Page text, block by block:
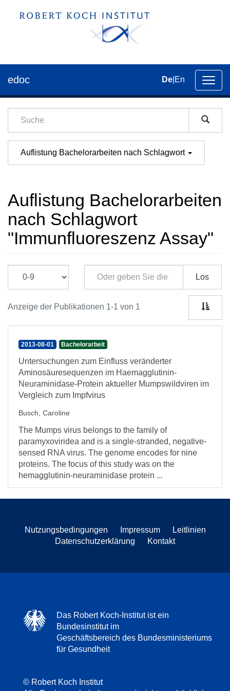
der
edoc De En
Auflistung Bachelorarbeiten nach Schlagwort
Auflistung Bachelorarbeiten
nach Schlagwort
"Immunfluoreszenz Assay"
Los
Anzeige der Publikationen 1-1 von 1
2013-08-01 Bachelorarbeit
Untersuchungen zum Einfluss veränderter
Aminosäuresequenzen im Haemagglutinin-
Neuraminidase-Protein aktueller Mumpswildviren im
Vergleich zum Impfvirus
Busch, Caroline
The Mumps virus belongs to the family of
paramyxoviridea and is a single-stranded, negative-
sensed RNA virus. The genome encodes for nine
proteins. The focus of this study was on the
hemagglutinin-neuraminidase protein ...
Nutzungsbedingungen Impressum
Leitlinien
Datenschutzerklärung
Kontakt
Das Robert Koch-Institut ist ein
Bundesinstitut im
Geschäftsbereich des Bundesministeriums
für Gesundheit
© Robert Koch Institut